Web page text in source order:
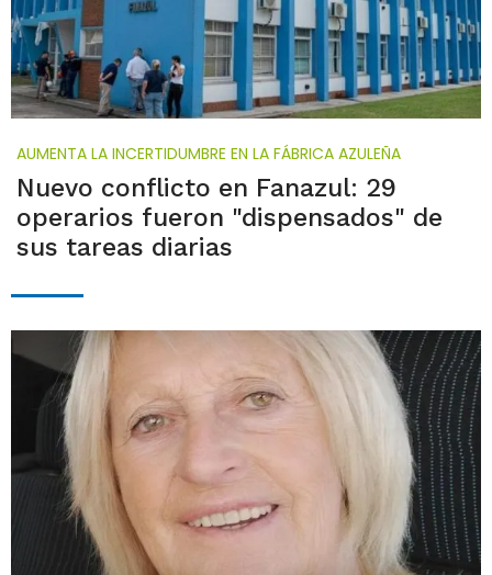
AUMENTA LA INCERTIDUMBRE EN LA FÁBRICA AZULEÑA
Nuevo conflicto en Fanazul: 29
operarios fueron "dispensados" de
sus tareas diarias